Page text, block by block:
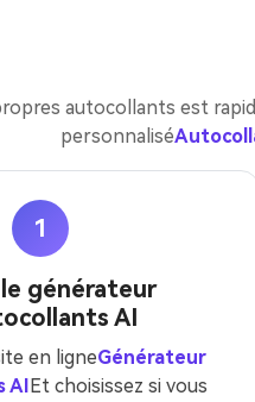
autocollants est
personnalisé
1
générateur
AI
en ligneGénérateur
AIEt choisissez si vous